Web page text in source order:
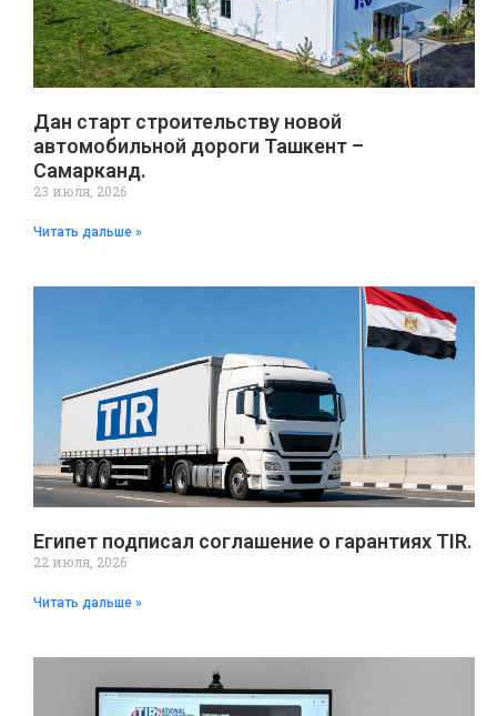
Дан старт строительству новой
автомобильной дороги Ташкент –
Самарканд.
23 июля, 2026
Читать дальше »
Египет подписал соглашение о гарантиях TIR.
22 июля, 2026
Читать дальше »